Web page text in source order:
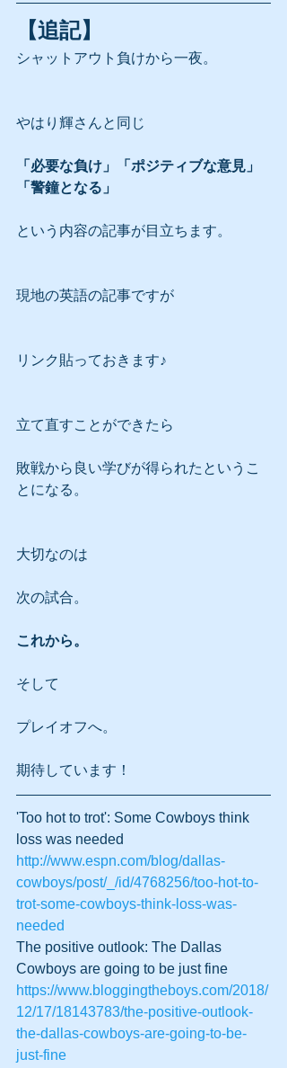
【追記】
シャットアウト負けから一夜。
やはり輝さんと同じ
「必要な負け」「ポジティブな意見」
「警鐘となる」
という内容の記事が目立ちます。
現地の英語の記事ですが
リンク貼っておきます♪
立て直すことができたら
敗戦から良い学びが得られたというこ
とになる。
大切なのは
次の試合。
これから。
そして
プレイオフへ。
期待しています！
'Too hot to trot': Some Cowboys think
loss was needed
http://www.espn.com/blog/dallas-
cowboys/post/_/id/4768256/too-hot-to-
trot-some-cowboys-think-loss-was-
needed
The positive outlook: The Dallas
Cowboys are going to be just fine
https://www.bloggingtheboys.com/2018/
12/17/18143783/the-positive-outlook-
the-dallas-cowboys-are-going-to-be-
just-fine